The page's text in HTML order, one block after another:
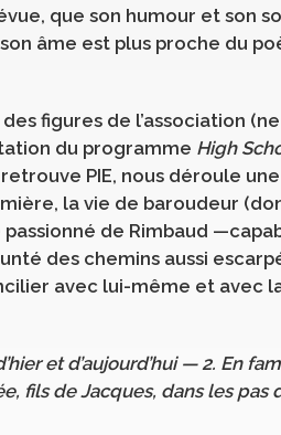
que son humour et son
âme est plus proche du
figures de l’association
du programme High
retrouve PIE, nous déroule
la vie de baroudeur
passionné de Rimbaud
des chemins aussi
avec lui-même et avec
et d’aujourd’hui — 2. En
fils de Jacques, dans les pas